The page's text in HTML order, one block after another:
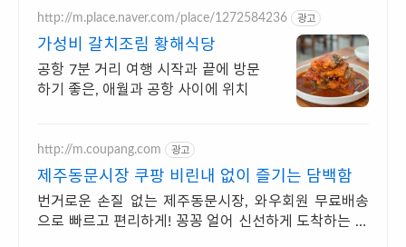
http://m.place.naver.com/place/1272584236 광고
가성비 갈치조림 황해식당
공항 7분 거리 여행 시작과 끝에 방문
하기 좋은, 애월과 공항 사이에 위치
http://m.coupang.com 광고
제주동문시장 쿠팡 비린내 없이 즐기는 담백함
번거로운 손질 없는 제주동문시장, 와우회원 무료배송
으로 빠르고 편리하게! 꽁꽁 얼어 신선하게 도착하는 생